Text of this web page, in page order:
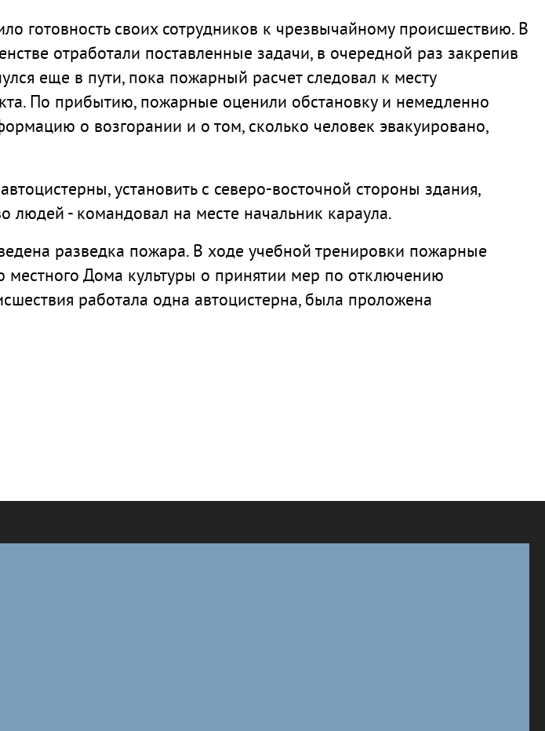
готовность своих сотрудников к чрезвычайному происшествию. В
отработали поставленные задачи, в очередной раз закрепив
еще в пути, пока пожарный расчет следовал к месту
По прибытию, пожарные оценили обстановку и немедленно
о возгорании и о том, сколько человек эвакуировано,
установить с северо-восточной стороны здания,
людей - командовал на месте начальник караула.
разведка пожара. В ходе учебной тренировки пожарные
местного Дома культуры о принятии мер по отключению
работала одна автоцистерна, была проложена